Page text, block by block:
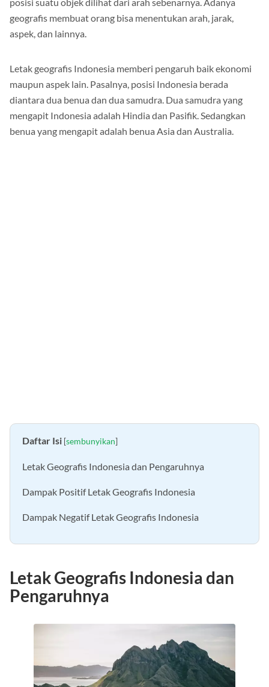
geografis membuat orang bisa menentukan arah, jarak,
aspek, dan lainnya.
Letak geografis Indonesia memberi pengaruh baik ekonomi
maupun aspek lain. Pasalnya, posisi Indonesia berada
diantara dua benua dan dua samudra. Dua samudra yang
mengapit Indonesia adalah Hindia dan Pasifik. Sedangkan
benua yang mengapit adalah benua Asia dan Australia.
Daftar Isi [sembunyikan]
Letak Geografis Indonesia dan Pengaruhnya
Dampak Positif Letak Geografis Indonesia
Dampak Negatif Letak Geografis Indonesia
Letak Geografis Indonesia dan
Pengaruhnya